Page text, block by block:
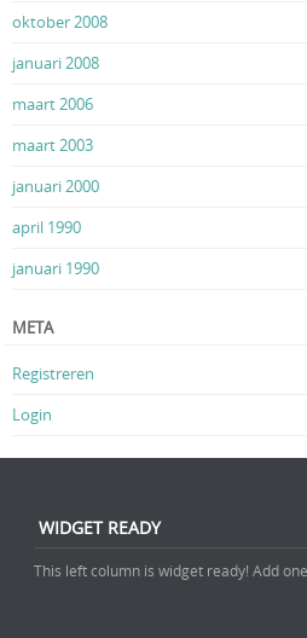
oktober 2008
januari 2008
maart 2006
maart 2003
januari 2000
april 1990
januari 1990
META
Registreren
Login
WIDGET READY
This left column is widget ready! Add